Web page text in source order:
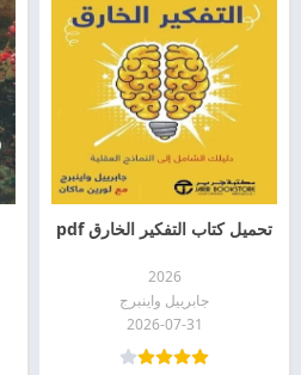
تحميل كتاب التفكير الخارق pdf
2026
جابرييل واينبرج
2026-07-31